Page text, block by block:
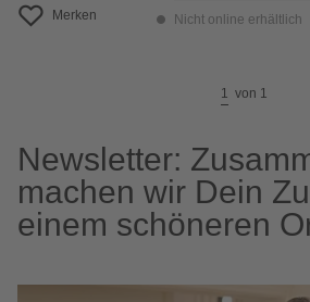
Merken Nicht online erhältlich
1 von 1
Newsletter:
machen wir Dein
einem schöneren